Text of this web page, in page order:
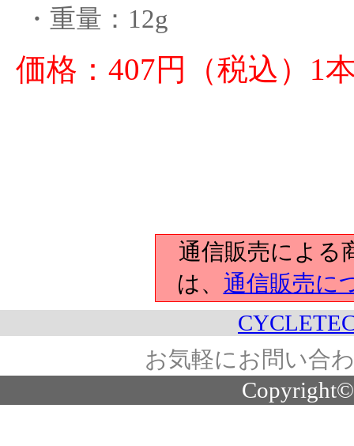
・重量：12g
価格：407円（税込）1
通信販売による
は、 通信販売に
お気軽にお問い合